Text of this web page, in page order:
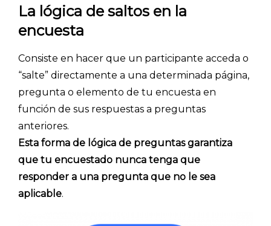
La lógica de saltos en la
encuesta
Consiste en hacer que un participante acceda o
“salte” directamente a una determinada página,
pregunta o elemento de tu encuesta en
función de sus respuestas a preguntas
anteriores.
Esta forma de lógica de preguntas garantiza
que tu encuestado nunca tenga que
responder a una pregunta que no le sea
aplicable.